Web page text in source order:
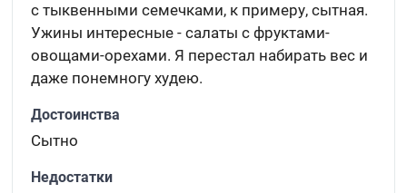
с тыквенными семечками, к примеру, сытная.
Ужины интересные - салаты с фруктами-
овощами-орехами. Я перестал набирать вес и
даже понемногу худею.
Достоинства
Сытно
Недостатки